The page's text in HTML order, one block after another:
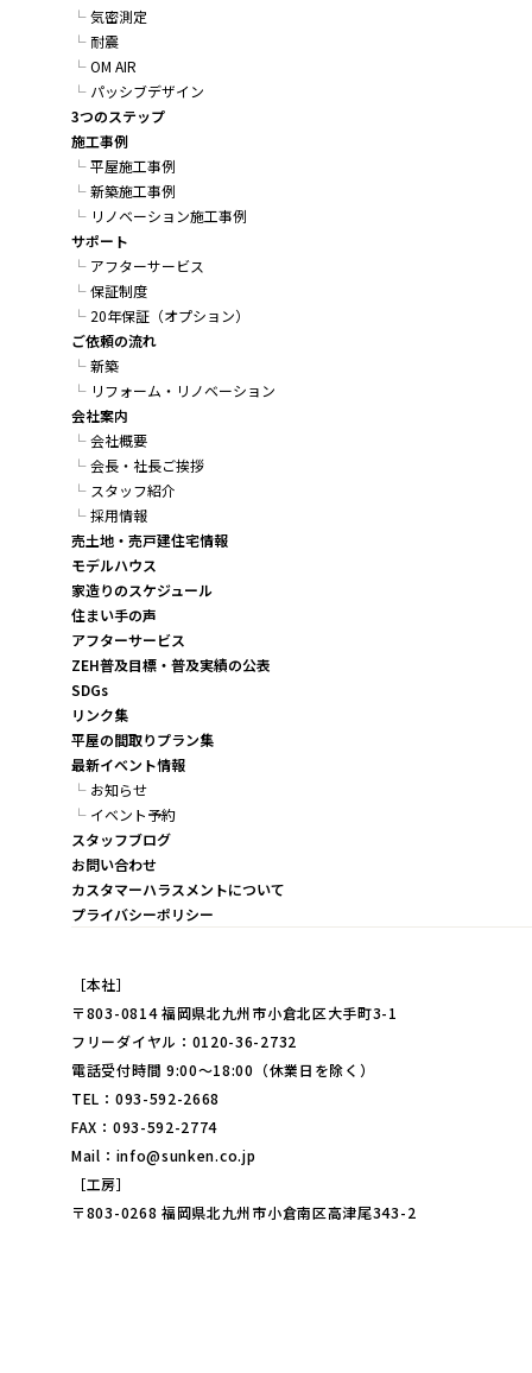
気密測定
耐震
OM AIR
パッシブデザイン
3つのステップ
施工事例
平屋施工事例
新築施工事例
リノベーション施工事例
サポート
アフターサービス
保証制度
20年保証（オプション）
ご依頼の流れ
新築
リフォーム・リノベーション
会社案内
会社概要
会長・社長ご挨拶
スタッフ紹介
採用情報
売土地・売戸建住宅情報
モデルハウス
家造りのスケジュール
住まい手の声
アフターサービス
ZEH普及目標・普及実績の公表
SDGs
リンク集
平屋の間取りプラン集
最新イベント情報
お知らせ
イベント予約
スタッフブログ
お問い合わせ
カスタマーハラスメントについて
プライバシーポリシー
［本社］
〒803-0814 福岡県北九州市小倉北区大手町3-1
フリーダイヤル：0120-36-2732
電話受付時間 9:00～18:00（休業日を除く）
TEL：093-592-2668
FAX：093-592-2774
Mail：info@sunken.co.jp
［工房］
〒803-0268 福岡県北九州市小倉南区高津尾343-2